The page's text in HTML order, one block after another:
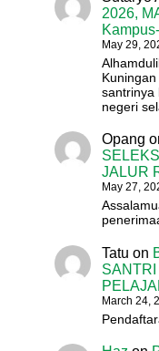
2026,
May 29,
santrinya
negeri
Opang
JALUR
May 27,
Tatu on
SANTRI
March 24,